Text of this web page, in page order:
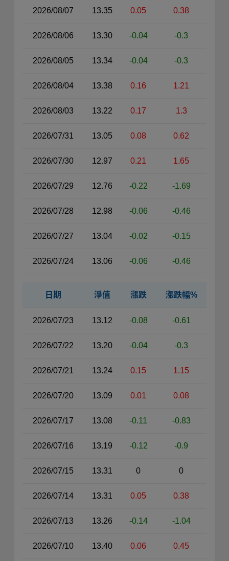
2026/08/07 13.35 0.05 0.38
2026/08/06 13.30 -0.04 -0.3
2026/08/05 13.34 -0.04 -0.3
2026/08/04 13.38 0.16 1.21
2026/08/03 13.22 0.17 1.3
2026/07/31 13.05 0.08 0.62
2026/07/30 12.97 0.21 1.65
2026/07/29 12.76 -0.22 -1.69
2026/07/28 12.98 -0.06 -0.46
2026/07/27 13.04 -0.02 -0.15
2026/07/24 13.06 -0.06 -0.46
日期 淨值 漲跌 漲跌幅%
2026/07/23 13.12 -0.08 -0.61
2026/07/22 13.20 -0.04 -0.3
2026/07/21 13.24 0.15 1.15
2026/07/20 13.09 0.01 0.08
2026/07/17 13.08 -0.11 -0.83
2026/07/16 13.19 -0.12 -0.9
2026/07/15 13.31 0 0
2026/07/14 13.31 0.05 0.38
2026/07/13 13.26 -0.14 -1.04
2026/07/10 13.40 0.06 0.45